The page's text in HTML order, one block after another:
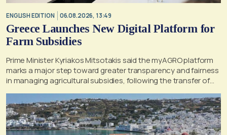
ENGLISH EDITION 06.08.2026, 13:49
Greece Launches New Digital Platform for
Farm Subsidies
Prime Minister Kyriakos Mitsotakis said the myAGRO platform
marks a major step toward greater transparency and fairness
in managing agricultural subsidies, following the transfer of